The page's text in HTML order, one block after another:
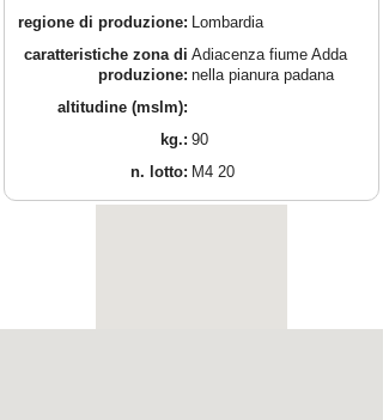
regione di produzione:
Lombardia
caratteristiche zona di
produzione:
Adiacenza fiume Adda
nella pianura padana
altitudine (mslm):
kg.: 90
n. lotto: M4 20